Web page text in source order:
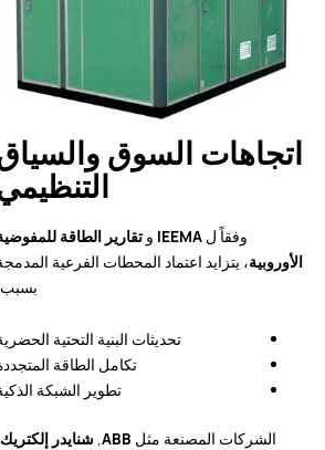
اتجاهات السوق والسياق
التنظيمي
وفقاً لIEEMAوتقارير الطاقة للمفوضية
الأوروبية، يتزايد اعتماد المحطات الفرعية المدمجة
بسبب:
تحديثات البنية التحتية الحضرية
تكامل الطاقة المتجددة
تطوير الشبكة الذكية
الشركات المصنعة مثلABB
,شنايدر إلكتريك,